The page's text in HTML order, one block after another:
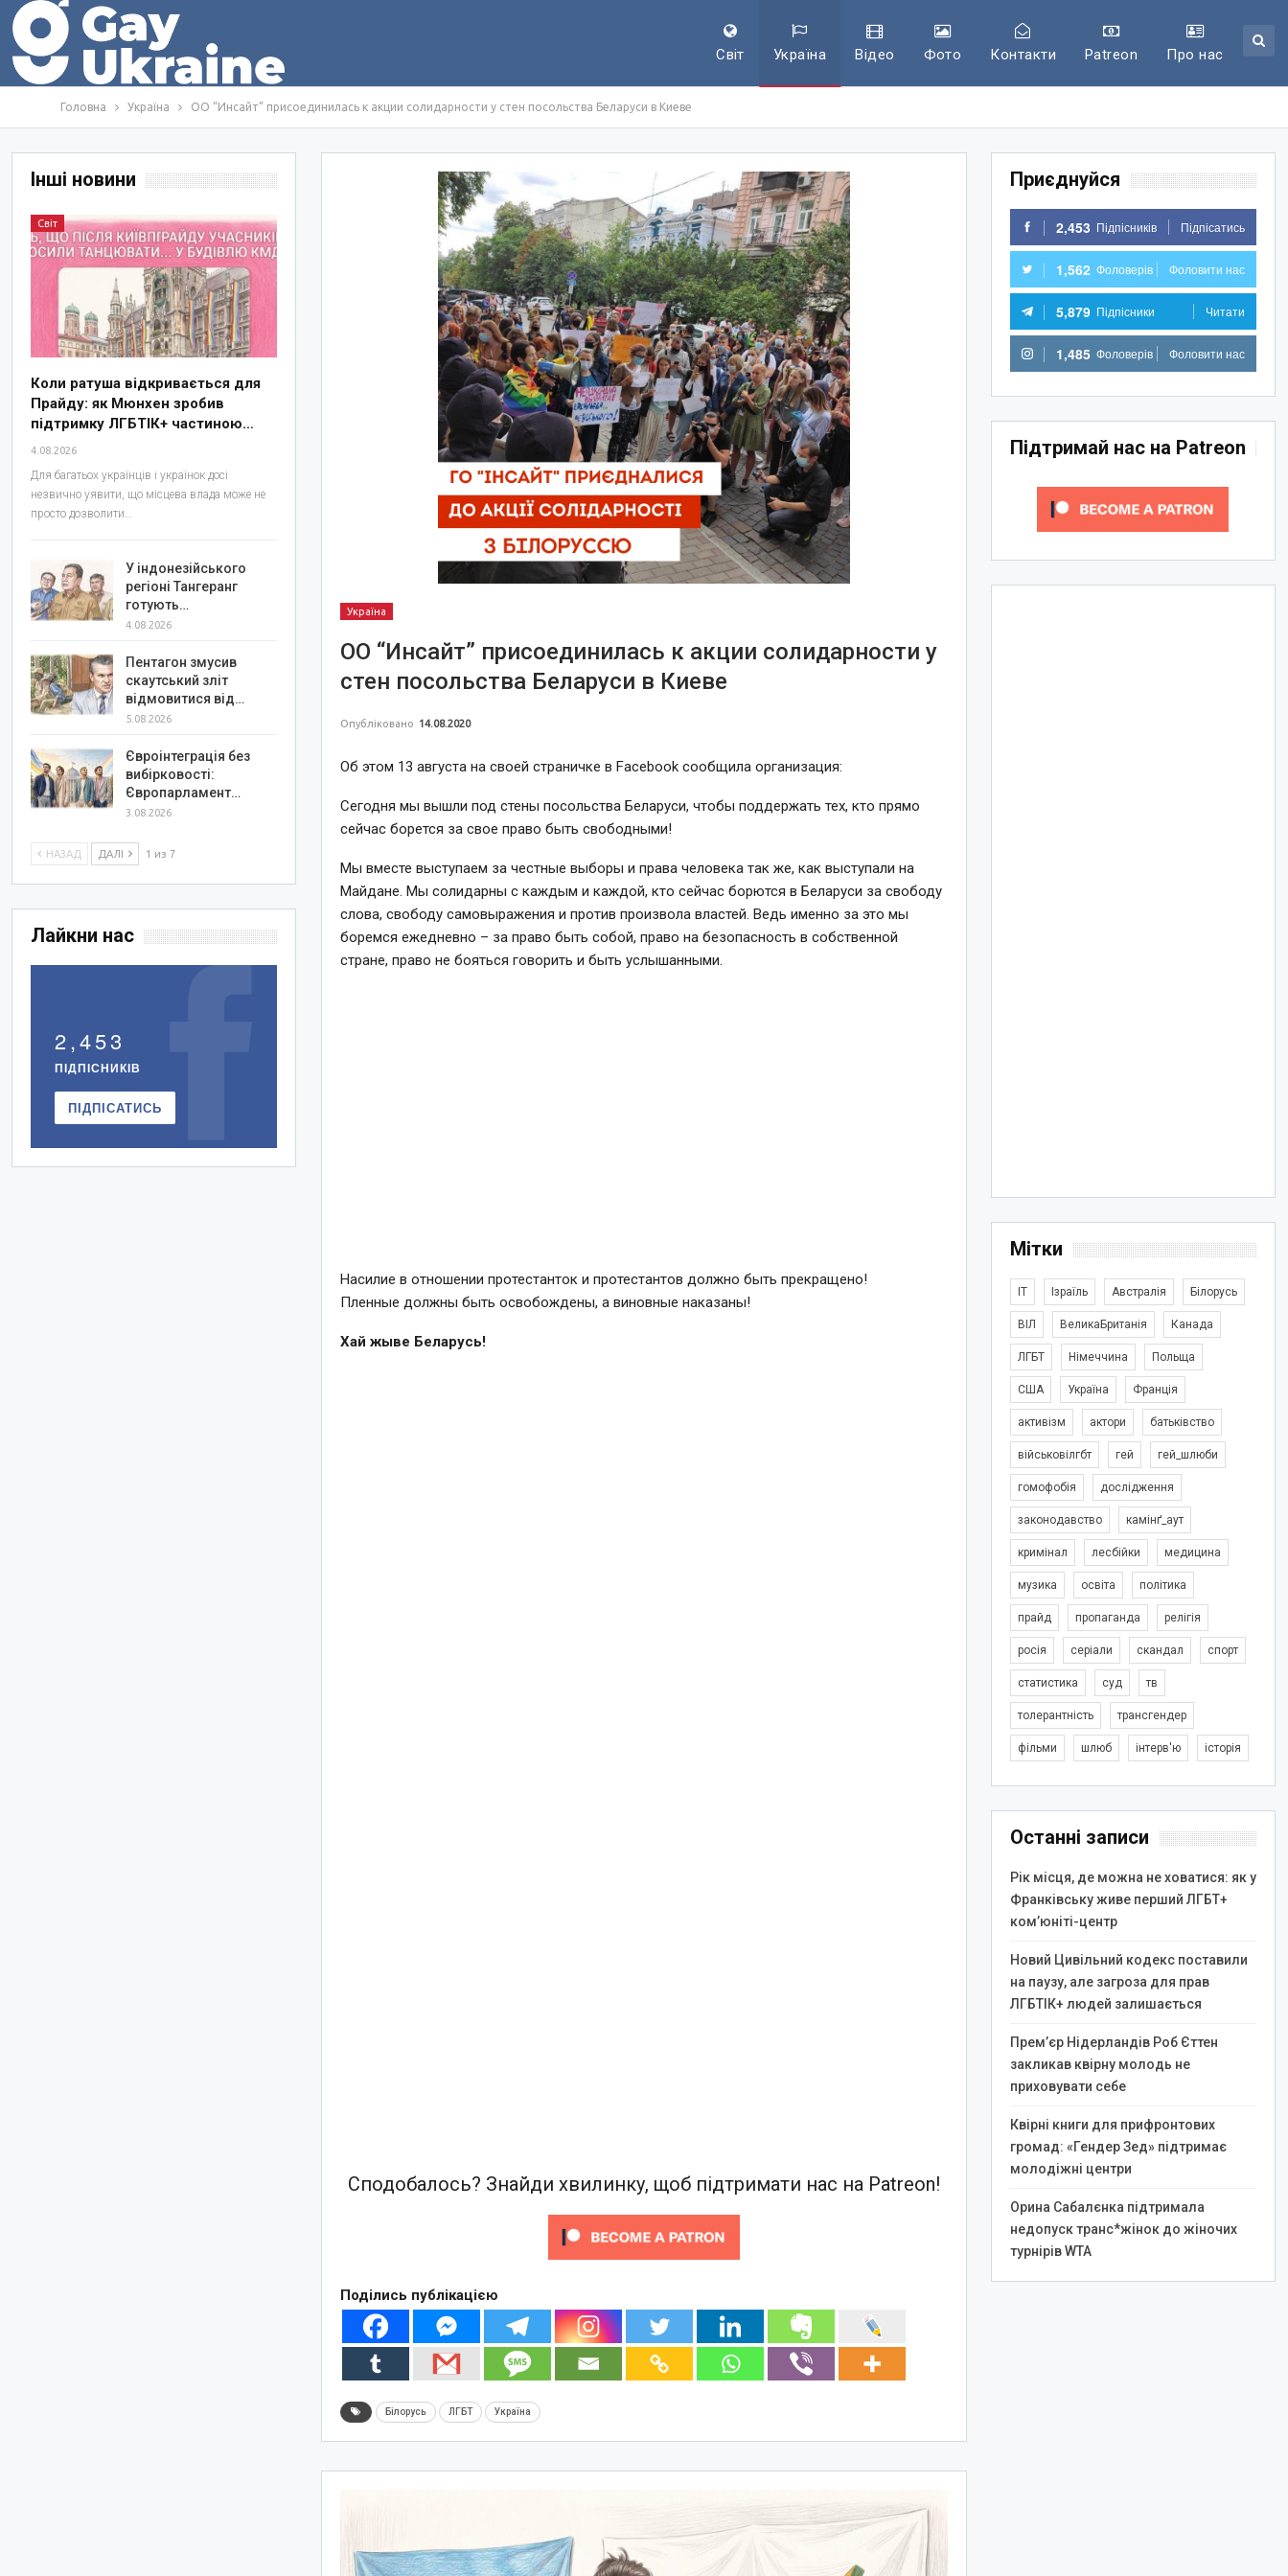
Світ Україна Відео Фото Контакти Patreon Про нас
Головна Україна ОО “Инсайт” присоединилась к акции солидарности у стен посольства Беларуси в Киеве
Україна
ОО “Инсайт” присоединилась к акции солидарности у
стен посольства Беларуси в Киеве
Опубліковано 14.08.2020
Об этом 13 августа на своей страничке в Facebook сообщила организация:
Сегодня мы вышли под стены посольства Беларуси, чтобы поддержать тех, кто прямо
сейчас борется за свое право быть свободными!
Мы вместе выступаем за честные выборы и права человека так же, как выступали на
Майдане. Мы солидарны с каждым и каждой, кто сейчас борются в Беларуси за свободу
слова, свободу самовыражения и против произвола властей. Ведь именно за это мы
боремся ежедневно – за право быть собой, право на безопасность в собственной
стране, право не бояться говорить и быть услышанными.
Насилие в отношении протестанток и протестантов должно быть прекращено!
Пленные должны быть освобождены, а виновные наказаны!
Хай жыве Беларусь!
Сподобалось? Знайди хвилинку, щоб підтримати нас на Patreon!
Поділись публікацією
Білорусь ЛГБТ Україна
Приєднуйся
2,453 Підпісників Підпісатись
1,562 Фоловерів Фоловити нас
5,879 Підпісники Читати
1,485 Фоловерів Фоловити нас
Підтримай нас на Patreon
Мітки
IT Ізраїль Австралія Білорусь
ВІЛ ВеликаБританія Канада
ЛГБТ Німеччина Польща
США Україна Франція
активізм актори батьківство
військовілгбт гей гей_шлюби
гомофобія дослідження
законодавство камінґ_аут
кримінал лесбійки медицина
музика освіта політика
прайд пропаганда релігія
росія серіали скандал спорт
статистика суд тв
толерантність трансгендер
фільми шлюб інтерв'ю історія
Останні записи
Рік місця, де можна не ховатися: як у
Франківську живе перший ЛГБТ+
ком’юніті-центр
Новий Цивільний кодекс поставили
на паузу, але загроза для прав
ЛГБТІК+ людей залишається
Прем’єр Нідерландів Роб Єттен
закликав квірну молодь не
приховувати себе
Квірні книги для прифронтових
громад: «Гендер Зед» підтримає
молодіжні центри
Орина Сабалєнка підтримала
недопуск транс*жінок до жіночих
турнірів WTA
Інші новини
Світ
Коли ратуша відкривається для
Прайду: як Мюнхен зробив
підтримку ЛГБТІК+ частиною…
4.08.2026
Для багатьох українців і українок досі
незвично уявити, що місцева влада може не
просто дозволити…
У індонезійського
регіоні Тангеранг
готують…
4.08.2026
Пентагон змусив
скаутський зліт
відмовитися від…
5.08.2026
Євроінтеграція без
вибірковості:
Європарламент…
3.08.2026
НАЗАД ДАЛІ 1 из 7
Лайкни нас
2,453
ПІДПІСНИКІВ
ПІДПІСАТИСЬ